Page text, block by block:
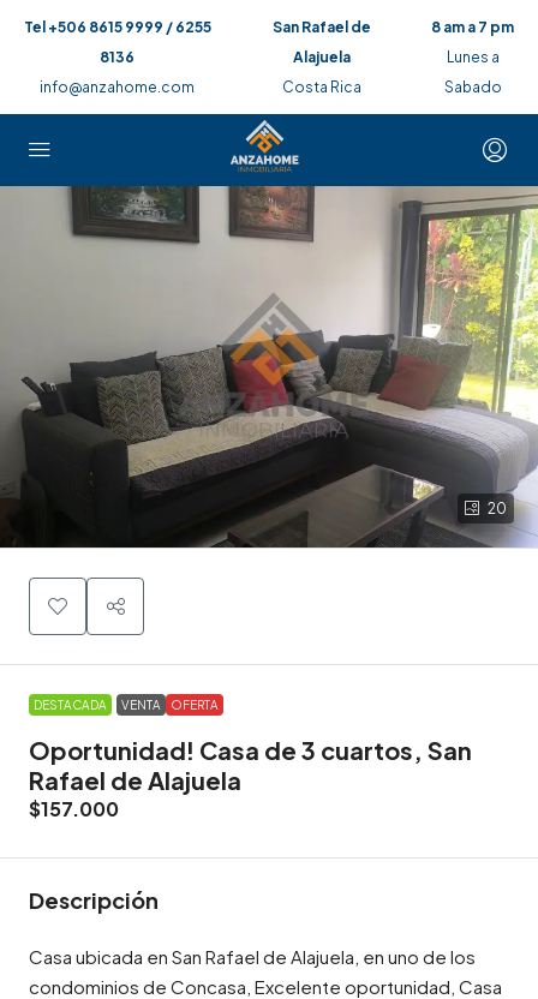
Tel +506 8615 9999 / 6255
8136
info@anzahome.com
San Rafael de
Alajuela
Costa Rica
8 am a 7 pm
Lunes a
Sabado
20
DESTACADA VENTA OFERTA
Oportunidad! Casa de 3 cuartos, San
Rafael de Alajuela
$157.000
Descripción
Casa ubicada en San Rafael de Alajuela, en uno de los
condominios de Concasa, Excelente oportunidad, Casa